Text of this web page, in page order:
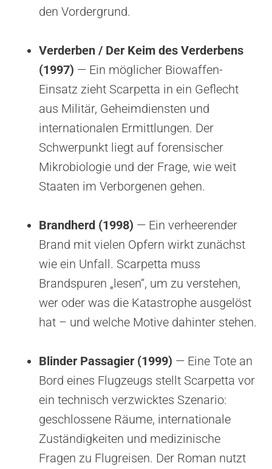
den Vordergrund.
Verderben / Der Keim des Verderbens
(1997) — Ein möglicher Biowaffen-
Einsatz zieht Scarpetta in ein Geflecht
aus Militär, Geheimdiensten und
internationalen Ermittlungen. Der
Schwerpunkt liegt auf forensischer
Mikrobiologie und der Frage, wie weit
Staaten im Verborgenen gehen.
Brandherd (1998) — Ein verheerender
Brand mit vielen Opfern wirkt zunächst
wie ein Unfall. Scarpetta muss
Brandspuren „lesen“, um zu verstehen,
wer oder was die Katastrophe ausgelöst
hat – und welche Motive dahinter stehen.
Blinder Passagier (1999) — Eine Tote an
Bord eines Flugzeugs stellt Scarpetta vor
ein technisch verzwicktes Szenario:
geschlossene Räume, internationale
Zuständigkeiten und medizinische
Fragen zu Flugreisen. Der Roman nutzt